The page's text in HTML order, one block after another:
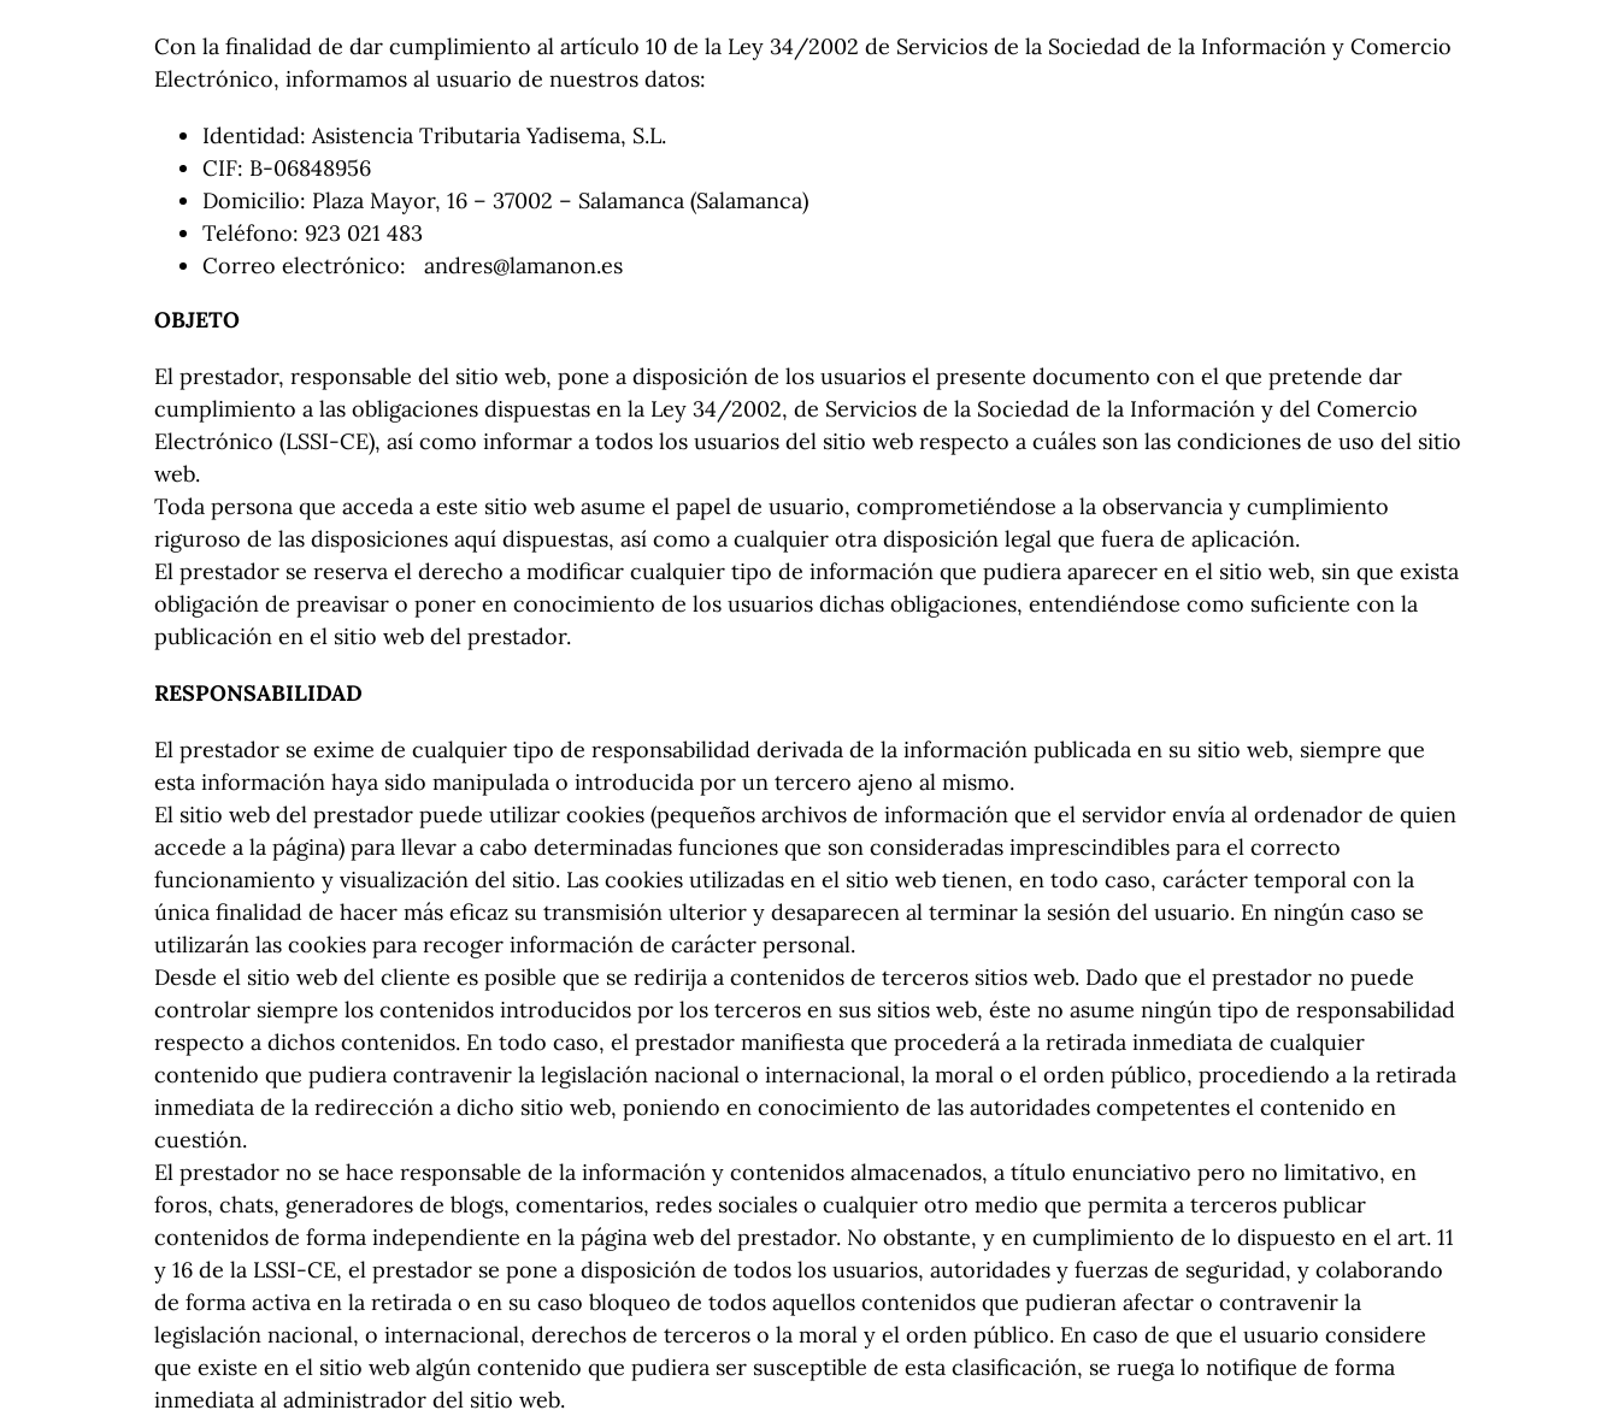
Con la finalidad de dar cumplimiento al artículo 10 de la Ley 34/2002 de Servicios de la Sociedad de la Información y Comercio
Electrónico, informamos al usuario de nuestros datos:
Identidad: Asistencia Tributaria Yadisema, S.L.
CIF: B-06848956
Domicilio: Plaza Mayor, 16 – 37002 – Salamanca (Salamanca)
Teléfono: 923 021 483
Correo electrónico:andres@lamanon.es
OBJETO
El prestador, responsable del sitio web, pone a disposición de los usuarios el presente documento con el que pretende dar
cumplimiento a las obligaciones dispuestas en la Ley 34/2002, de Servicios de la Sociedad de la Información y del Comercio
Electrónico (LSSI-CE), así como informar a todos los usuarios del sitio web respecto a cuáles son las condiciones de uso del sitio
web.
Toda persona que acceda a este sitio web asume el papel de usuario, comprometiéndose a la observancia y cumplimiento
riguroso de las disposiciones aquí dispuestas, así como a cualquier otra disposición legal que fuera de aplicación.
El prestador se reserva el derecho a modificar cualquier tipo de información que pudiera aparecer en el sitio web, sin que exista
obligación de preavisar o poner en conocimiento de los usuarios dichas obligaciones, entendiéndose como suficiente con la
publicación en el sitio web del prestador.
RESPONSABILIDAD
El prestador se exime de cualquier tipo de responsabilidad derivada de la información publicada en su sitio web, siempre que
esta información haya sido manipulada o introducida por un tercero ajeno al mismo.
El sitio web del prestador puede utilizar cookies (pequeños archivos de información que el servidor envía al ordenador de quien
accede a la página) para llevar a cabo determinadas funciones que son consideradas imprescindibles para el correcto
funcionamiento y visualización del sitio. Las cookies utilizadas en el sitio web tienen, en todo caso, carácter temporal con la
única finalidad de hacer más eficaz su transmisión ulterior y desaparecen al terminar la sesión del usuario. En ningún caso se
utilizarán las cookies para recoger información de carácter personal.
Desde el sitio web del cliente es posible que se redirija a contenidos de terceros sitios web. Dado que el prestador no puede
controlar siempre los contenidos introducidos por los terceros en sus sitios web, éste no asume ningún tipo de responsabilidad
respecto a dichos contenidos. En todo caso, el prestador manifiesta que procederá a la retirada inmediata de cualquier
contenido que pudiera contravenir la legislación nacional o internacional, la moral o el orden público, procediendo a la retirada
inmediata de la redirección a dicho sitio web, poniendo en conocimiento de las autoridades competentes el contenido en
cuestión.
El prestador no se hace responsable de la información y contenidos almacenados, a título enunciativo pero no limitativo, en
foros, chats, generadores de blogs, comentarios, redes sociales o cualquier otro medio que permita a terceros publicar
contenidos de forma independiente en la página web del prestador. No obstante, y en cumplimiento de lo dispuesto en el art. 11
y 16 de la LSSI-CE, el prestador se pone a disposición de todos los usuarios, autoridades y fuerzas de seguridad, y colaborando
de forma activa en la retirada o en su caso bloqueo de todos aquellos contenidos que pudieran afectar o contravenir la
legislación nacional, o internacional, derechos de terceros o la moral y el orden público. En caso de que el usuario considere
que existe en el sitio web algún contenido que pudiera ser susceptible de esta clasificación, se ruega lo notifique de forma
inmediata al administrador del sitio web.